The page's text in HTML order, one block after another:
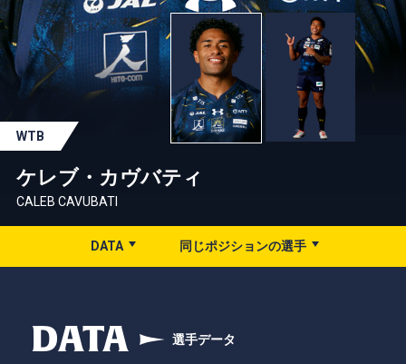
WTB
ケレブ・カヴバティ
CALEB CAVUBATI
DATA 同じポジションの選手
DATA 選手データ